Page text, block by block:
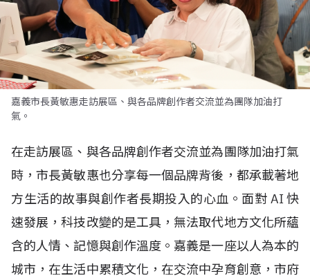
嘉義市長黃敏惠走訪展區、與各品牌創作者交流並為團隊加油打
氣。
在走訪展區、與各品牌創作者交流並為團隊加油打氣
時，市長黃敏惠也分享每一個品牌背後，都承載著地
方生活的故事與創作者長期投入的心血。面對 AI快
速發展，科技改變的是工具，無法取代地方文化所蘊
含的人情、記憶與創作溫度。嘉義是一座以人為本的
城市，在生活中累積文化，在交流中孕育創意，市府